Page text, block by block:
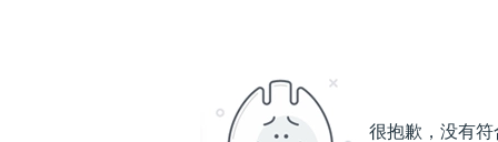
很抱歉，没有